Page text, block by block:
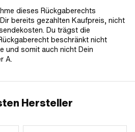
dieses Rückgaberechts
bereits gezahlten Kaufpreis, nicht
Du trägst die
beschränkt nicht
und somit auch nicht Dein
A.
Hersteller